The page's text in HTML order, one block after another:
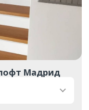
Мадрид